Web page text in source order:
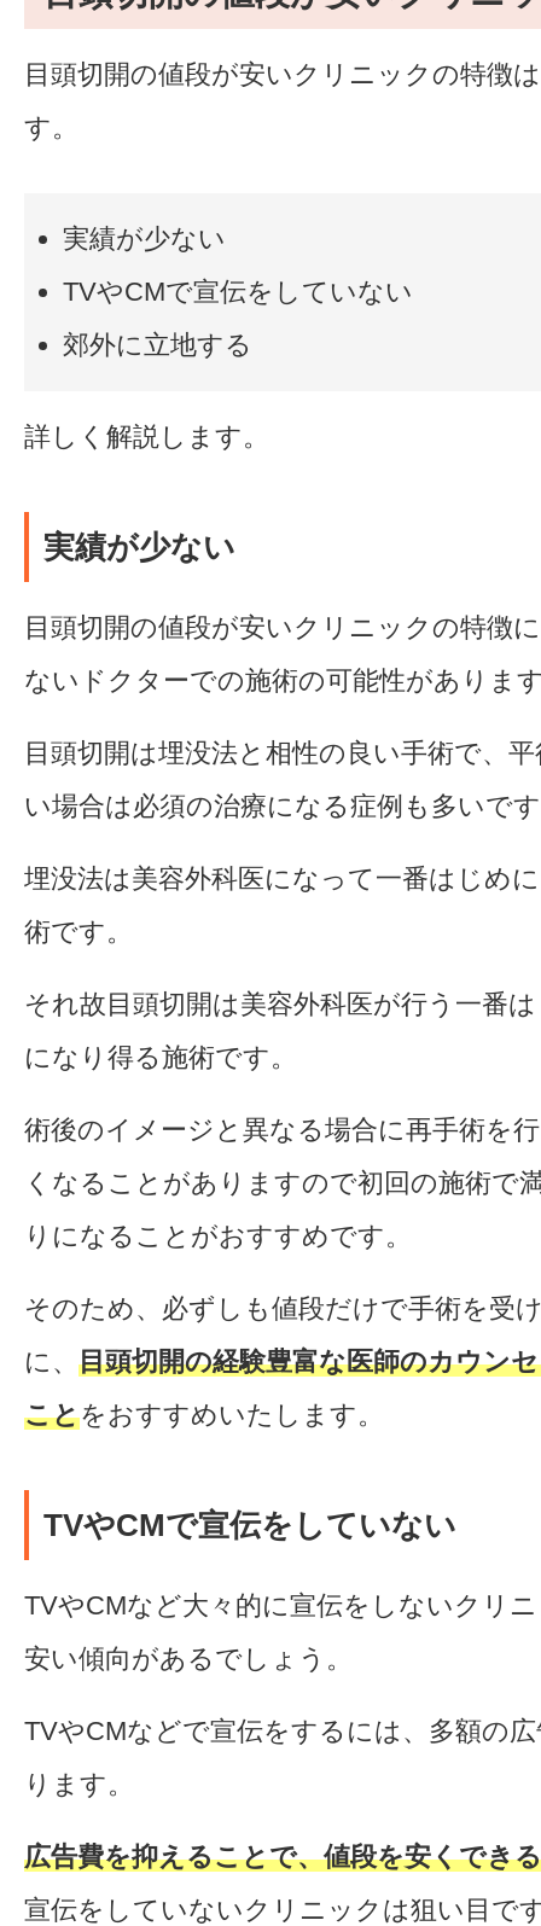
目頭切開の値段が安いクリニックの特徴
す。
実績が少ない
TVやCMで宣伝をしていない
郊外に立地する
詳しく解説します。
実績が少ない
目頭切開の値段が安いクリニックの特徴
ないドクターでの施術の可能性がありま
目頭切開は埋没法と相性の良い手術で、
い場合は必須の治療になる症例も多いで
埋没法は美容外科医になって一番はじめ
術です。
それ故目頭切開は美容外科医が行う一番
になり得る施術です。
術後のイメージと異なる場合に再手術を
くなることがありますので初回の施術で
りになることがおすすめです。
そのため、必ずしも値段だけで手術を受
に、 目頭切開の経験豊富な医師のカウン
ことをおすすめいたします。
TVやCMで宣伝をしていない
TVやCMなど大々的に宣伝をしないクリ
安い傾向があるでしょう。
TVやCMなどで宣伝をするには、多額の
ります。
広告費を抑えることで、値段を安くできる
宣伝をしていないクリニックは狙い目で